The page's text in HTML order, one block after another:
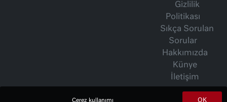
Gizlilik
Politikası
Sıkça Sorulan
Sorular
Hakkımızda
Künye
İletişim
OK
Çerez kullanımı